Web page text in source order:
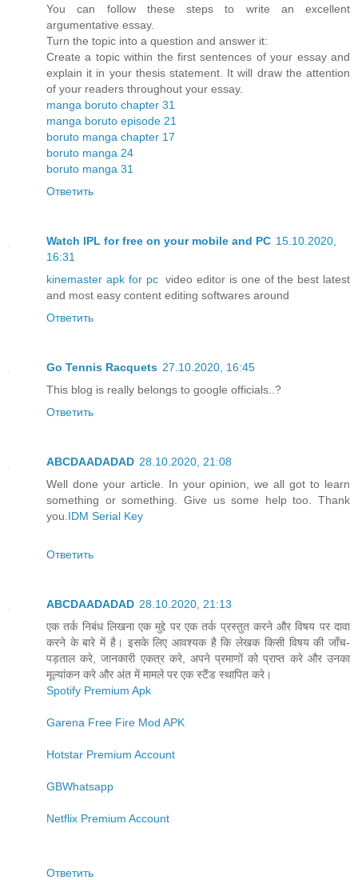
You can follow these steps to write an excellent
argumentative essay.
Turn the topic into a question and answer it:
Create a topic within the first sentences of your essay and
explain it in your thesis statement. It will draw the attention
of your readers throughout your essay.
manga boruto chapter 31
manga boruto episode 21
boruto manga chapter 17
boruto manga 24
boruto manga 31
Ответить
Watch IPL for free on your mobile and PC 15.10.2020,
16:31
kinemaster apk for pcvideo editor is one of the best latest
and most easy content editing softwares around
Ответить
Go Tennis Racquets 27.10.2020, 16:45
This blog is really belongs to google officials..?
Ответить
ABCDAADADAD 28.10.2020, 21:08
Well done your article. In your opinion, we all got to learn
something or something. Give us some help too. Thank
you. IDM Serial Key
Ответить
ABCDAADADAD 28.10.2020, 21:13
एक तर्क निबंध लिखना एक मुद्दे पर एक तर्क प्रस्तुत करने और विषय पर दावा
करने के बारे में है। इसके लिए आवश्यक है कि लेखक किसी विषय की जाँच-
पड़ताल करे, जानकारी एकत्र करे, अपने प्रमाणों को प्राप्त करे और उनका
मूल्यांकन करे और अंत में मामले पर एक स्टैंड स्थापित करे।
Spotify Premium Apk
Garena Free Fire Mod APK
Hotstar Premium Account
GBWhatsapp
Netflix Premium Account
Ответить